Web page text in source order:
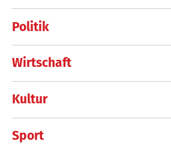
Politik
Wirtschaft
Kultur
Sport